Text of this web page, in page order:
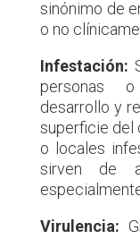
sinónimo de
o no
Infestación:
personas
desarrollo y
superficie del
o locales
sirven de
Virulencia: